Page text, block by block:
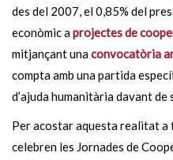
des del 2007, el 0,85% del
econòmic aprojectes de
mitjançant unaconvocatòria
compta amb una partida
d’ajuda humanitària davant de
Per acostar aquesta realitat a
celebren les Jornades de